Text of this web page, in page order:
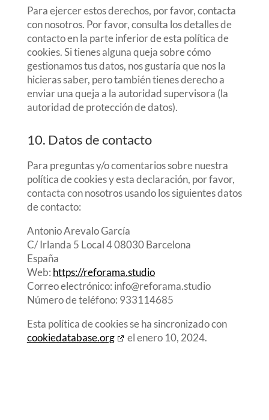
Para ejercer estos derechos, por favor, contacta
con nosotros. Por favor, consulta los detalles de
contacto en la parte inferior de esta política de
cookies. Si tienes alguna queja sobre cómo
gestionamos tus datos, nos gustaría que nos la
hicieras saber, pero también tienes derecho a
enviar una queja a la autoridad supervisora (la
autoridad de protección de datos).
10. Datos de contacto
Para preguntas y/o comentarios sobre nuestra
política de cookies y esta declaración, por favor,
contacta con nosotros usando los siguientes datos
de contacto:
Antonio Arevalo García
C/ Irlanda 5 Local 4 08030 Barcelona
España
Web: https://reforama.studio
Correo electrónico: info@reforama.studio
Número de teléfono: 933114685
Esta política de cookies se ha sincronizado con
cookiedatabase.org
el enero 10, 2024.